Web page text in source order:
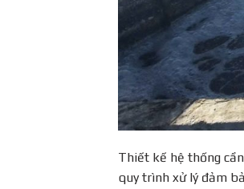
Thiết kế hệ thống
quy trình xử lý đảm